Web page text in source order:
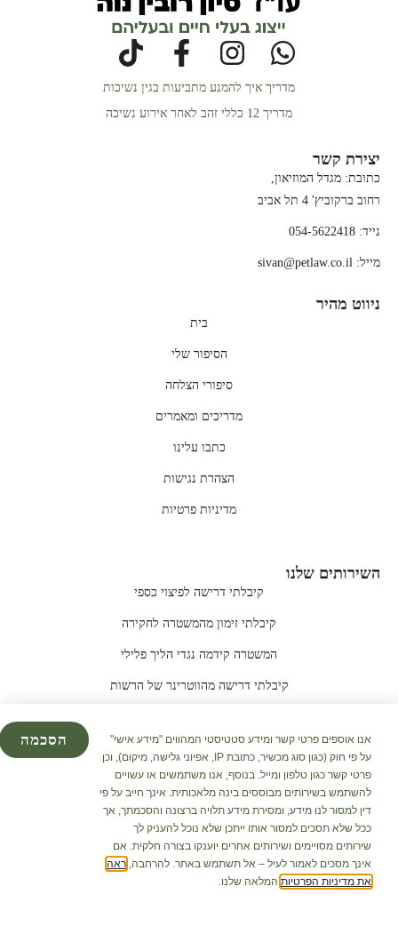
מדריך איך להמנע מתביעות בגין נשיכות
מדריך 12 כללי זהב לאחר אירוע נשיכה
יצירת קשר
כתובת: מגדל המוזיאון,
רחוב ברקוביץ' 4 תל אביב
נייד: 054-5622418
מייל: sivan@petlaw.co.il
ניווט מהיר
בית
הסיפור שלי
סיפורי הצלחה
מדריכים ומאמרים
כתבו עלינו
הצהרת נגישות
מדיניות פרטיות
השירותים שלנו
קיבלתי דרישה לפיצוי כספי
קיבלתי זימון מהמשטרה לחקירה
המשטרה קידמה נגדי הליך פלילי
קיבלתי דרישה מהווטרינר של הרשות
הכלב או החתול שלכם הותקפו ע"י כלב אחר
© All rights reserved. Created by: cabellis
מקודם ע"יLawgital
|קידום אתרים לעורכי דין
אנו אוספים פרטי קשר ומידע סטטיסטי המהווים "מידע אישי"
על פי חוק (כגון סוג מכשיר, כתובת IP, אפיוני גלישה, מיקום), וכן
פרטי קשר כגון טלפון ומייל. בנוסף, אנו משתמשים או עשויים
להשתמש בשירותים מבוססים בינה מלאכותית. אינך חייב על פי
דין למסור לנו מידע, ומסירת מידע תלויה ברצונה והסכמתך, אך
ככל שלא תסכים למסור אותו ייתכן שלא נוכל להעניק לך
שירותים מסויימים ושירותים אחרים יוענקו בצורה חלקית. אם
אינך מסכים לאמור לעיל – אל תשתמש באתר. להרחבה, ראה
את מדיניות הפרטיות המלאה שלנו.
הסכמה